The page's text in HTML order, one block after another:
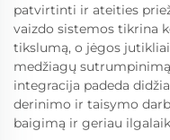
patvirtinti ir ateities
vaizdo sistemos tikrina
tikslumą, o jėgos
medžiagų
integracija padeda
derinimo ir taisymo
baigimą ir geriau